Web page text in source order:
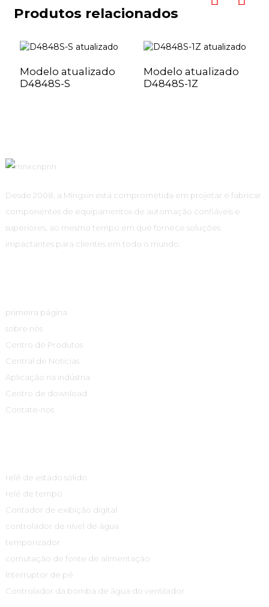
Produtos relacionados
Modelo atualizado
D4848S-S
Modelo atualizado
D4848S-1Z
Desde 2008, a Mingxin está comprometida em projetar e fabricar
componentes de equipamentos de automação confiáveis ​​e
superiores, ao mesmo tempo em que fornece soluções
impactantes para clientes em todo o mundo.
primeira página
sobre nós
Centro de Produtos
Central de Notícias
Aplicação na indústria
Centro de download
Contate-nos
relé de estado sólido
relé de tempo
Contador de exibição digital
controlador de nível de água
temporizador
comutação de fonte de alimentação
Interruptor de pé
Controlador da bomba de água do ventilador